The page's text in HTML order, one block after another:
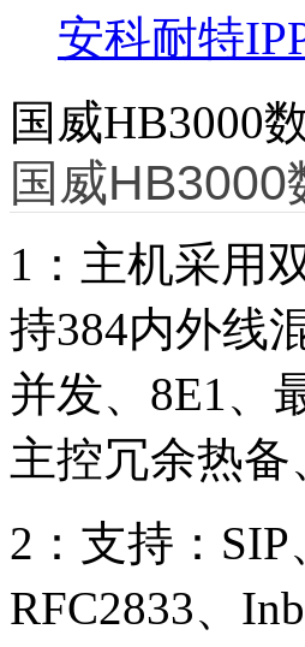
安科耐特
国威HB3000
国威
1：主机采用
持384内外线
并发、8E1、
主控冗余热
2：支持：
RFC2833、